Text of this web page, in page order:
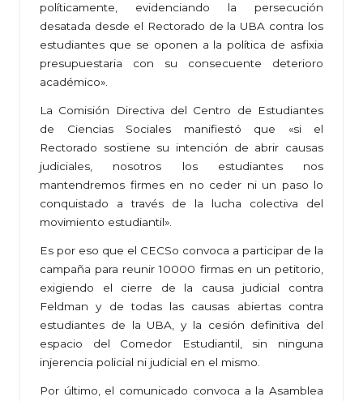
políticamente, evidenciando la persecución
desatada desde el Rectorado de la UBA contra los
estudiantes que se oponen a la política de asfixia
presupuestaria con su consecuente deterioro
académico».
La Comisión Directiva del Centro de Estudiantes
de Ciencias Sociales manifiestó que «si el
Rectorado sostiene su intención de abrir causas
judiciales, nosotros los estudiantes nos
mantendremos firmes en no ceder ni un paso lo
conquistado a través de la lucha colectiva del
movimiento estudiantil».
Es por eso que el CECSo convoca a participar de la
campaña para reunir 10000 firmas en un petitorio,
exigiendo el cierre de la causa judicial contra
Feldman y de todas las causas abiertas contra
estudiantes de la UBA, y la cesión definitiva del
espacio del Comedor Estudiantil, sin ninguna
injerencia policial ni judicial en el mismo.
Por último, el comunicado convoca a la Asamblea